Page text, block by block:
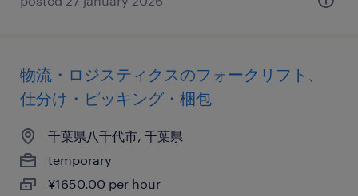
物流・ロジスティクスのフォークリフト、
仕分け・ピッキング・梱包
千葉県八千代市, 千葉県
temporary
¥1650.00 per hour